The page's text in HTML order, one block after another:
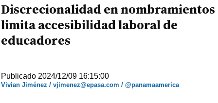
Discrecionalidad en nombramientos
limita accesibilidad laboral de
educadores
Publicado 2024/12/09 16:15:00
Vivian Jiménez / vjimenez@epasa.com / @panamaamerica